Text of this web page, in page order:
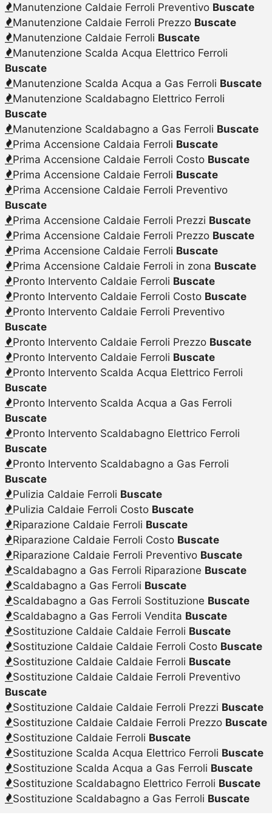
Manutenzione Caldaie Ferroli Preventivo Buscate
Manutenzione Caldaie Ferroli Prezzo Buscate
Manutenzione Caldaie Ferroli Buscate
Manutenzione Scalda Acqua Elettrico Ferroli
Buscate
Manutenzione Scalda Acqua a Gas Ferroli Buscate
Manutenzione Scaldabagno Elettrico Ferroli
Buscate
Manutenzione Scaldabagno a Gas Ferroli Buscate
Prima Accensione Caldaia Ferroli Buscate
Prima Accensione Caldaie Ferroli Costo Buscate
Prima Accensione Caldaie Ferroli Buscate
Prima Accensione Caldaie Ferroli Preventivo
Buscate
Prima Accensione Caldaie Ferroli Prezzi Buscate
Prima Accensione Caldaie Ferroli Prezzo Buscate
Prima Accensione Caldaie Ferroli Buscate
Prima Accensione Caldaie Ferroli in zona Buscate
Pronto Intervento Caldaie Ferroli Buscate
Pronto Intervento Caldaie Ferroli Costo Buscate
Pronto Intervento Caldaie Ferroli Preventivo
Buscate
Pronto Intervento Caldaie Ferroli Prezzo Buscate
Pronto Intervento Caldaie Ferroli Buscate
Pronto Intervento Scalda Acqua Elettrico Ferroli
Buscate
Pronto Intervento Scalda Acqua a Gas Ferroli
Buscate
Pronto Intervento Scaldabagno Elettrico Ferroli
Buscate
Pronto Intervento Scaldabagno a Gas Ferroli
Buscate
Pulizia Caldaie Ferroli Buscate
Pulizia Caldaie Ferroli Costo Buscate
Riparazione Caldaie Ferroli Buscate
Riparazione Caldaie Ferroli Costo Buscate
Riparazione Caldaie Ferroli Preventivo Buscate
Scaldabagno a Gas Ferroli Riparazione Buscate
Scaldabagno a Gas Ferroli Buscate
Scaldabagno a Gas Ferroli Sostituzione Buscate
Scaldabagno a Gas Ferroli Vendita Buscate
Sostituzione Caldaie Caldaie Ferroli Buscate
Sostituzione Caldaie Caldaie Ferroli Costo Buscate
Sostituzione Caldaie Caldaie Ferroli Buscate
Sostituzione Caldaie Caldaie Ferroli Preventivo
Buscate
Sostituzione Caldaie Caldaie Ferroli Prezzi Buscate
Sostituzione Caldaie Caldaie Ferroli Prezzo Buscate
Sostituzione Caldaie Ferroli Buscate
Sostituzione Scalda Acqua Elettrico Ferroli Buscate
Sostituzione Scalda Acqua a Gas Ferroli Buscate
Sostituzione Scaldabagno Elettrico Ferroli Buscate
Sostituzione Scaldabagno a Gas Ferroli Buscate